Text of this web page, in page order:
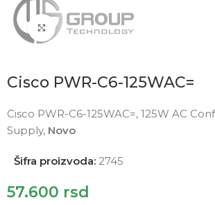
Click to enlarge
Cisco PWR-C6-125WAC=
Cisco PWR-C6-125WAC=, 125W AC
Supply, Novo
Šifra proizvoda: 2745
57.600 rsd